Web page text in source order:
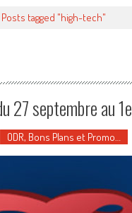
Posts tagged "high-tech"
27 septembre au
ODR, Bons Plans et Promo…